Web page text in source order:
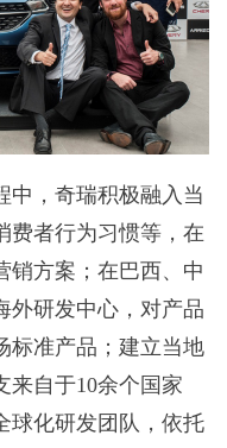
中，奇瑞积极融入当
费者行为习惯等，在
销方案；在巴西、中
外研发中心，对产品
标准产品；建立当地
来自于10余个国家
球化研发团队，依托